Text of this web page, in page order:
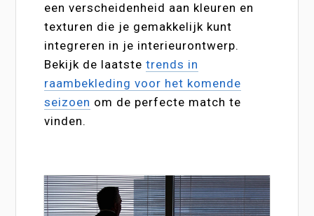
een verscheidenheid aan kleuren en
texturen die je gemakkelijk kunt
integreren in je interieurontwerp.
Bekijk de laatstetrends in
raambekleding voor het komende
seizoen om de perfecte match te
vinden.